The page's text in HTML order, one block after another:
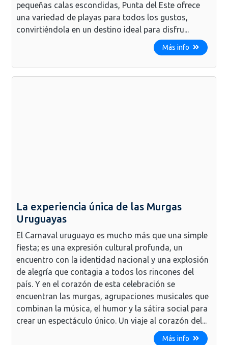
pequeñas calas escondidas, Punta del Este ofrece
una variedad de playas para todos los gustos,
convirtiéndola en un destino ideal para disfru...
Más info
La experiencia única de las Murgas
Uruguayas
El Carnaval uruguayo es mucho más que una simple
fiesta; es una expresión cultural profunda, un
encuentro con la identidad nacional y una explosión
de alegría que contagia a todos los rincones del
país. Y en el corazón de esta celebración se
encuentran las murgas, agrupaciones musicales que
combinan la música, el humor y la sátira social para
crear un espectáculo único. Un viaje al corazón del...
Más info